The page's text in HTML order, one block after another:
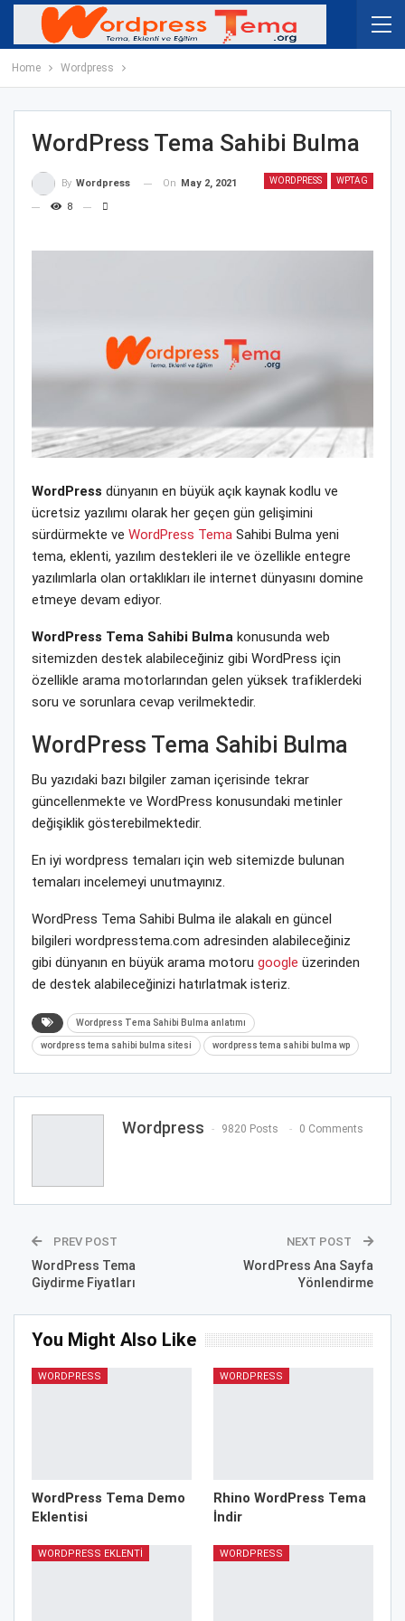
Home Wordpress
WordPress Tema Sahibi Bulma
WORDPRESS WPTAG
By Wordpress On May 2, 2021
8
WordPress dünyanın en büyük açık kaynak kodlu ve
ücretsiz yazılımı olarak her geçen gün gelişimini
sürdürmekte ve WordPress Tema Sahibi Bulma yeni
tema, eklenti, yazılım destekleri ile ve özellikle entegre
yazılımlarla olan ortaklıkları ile internet dünyasını domine
etmeye devam ediyor.
WordPress Tema Sahibi Bulma konusunda web
sitemizden destek alabileceğiniz gibi WordPress için
özellikle arama motorlarından gelen yüksek trafiklerdeki
soru ve sorunlara cevap verilmektedir.
WordPress Tema Sahibi Bulma
Bu yazıdaki bazı bilgiler zaman içerisinde tekrar
güncellenmekte ve WordPress konusundaki metinler
değişiklik gösterebilmektedir.
En iyi wordpress temaları için web sitemizde bulunan
temaları incelemeyi unutmayınız.
WordPress Tema Sahibi Bulma ile alakalı en güncel
bilgileri wordpresstema.com adresinden alabileceğiniz
gibi dünyanın en büyük arama motoru google üzerinden
de destek alabileceğinizi hatırlatmak isteriz.
Wordpress Tema Sahibi Bulma anlatımı
wordpress tema sahibi bulma sitesi wordpress tema sahibi bulma wp
Wordpress 9820 Posts 0 Comments
PREV POST
WordPress Tema
Giydirme Fiyatları
NEXT POST
WordPress Ana Sayfa
Yönlendirme
You Might Also Like
WORDPRESS
WordPress Tema Demo
Eklentisi
WORDPRESS
Rhino WordPress Tema
İndir
WORDPRESS EKLENTI WORDPRESS